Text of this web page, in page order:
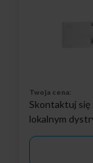
Twoja cena:
Skontaktuj się
lokalnym